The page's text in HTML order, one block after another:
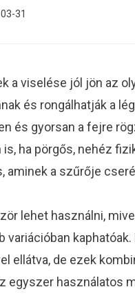
31
a viselése jól jön az
és rongálhatják a
és gyorsan a fejre
is, ha pörgős, nehéz
aminek a szűrője
lehet használni,
ellátva, de ezek
egyszer használatos